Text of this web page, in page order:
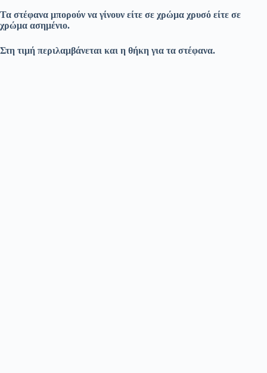
Τα στέφανα μπορούν να γίνουν είτε σε χρώμα χρυσό είτε σε
χρώμα ασημένιο.
Στη τιμή περιλαμβάνεται και η θήκη για τα στέφανα.